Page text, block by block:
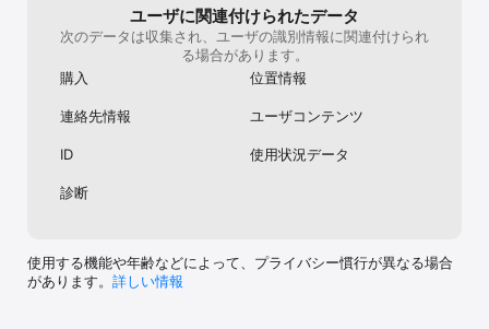
https://www.phantixgames.com/ja/article/terms_of_use
▼個人情報取扱いについて▼
https://www.phantixgames.com/ja/article/privacy_policy
support.mafiacity@phantixgames.com
+++【価格】+++
※一部有料アイテムがあります。
に新しいランクボーナスが追加され、ゴッド栄光Ptを貯め
ることで新しいボーナスを受け取れるようになりました。
(1) シーズン都市スキル「戦略的撤退」の使用時に、効果
(2) シーズン限定兵種はリーダー戦闘力に加算されないよ
6.議事庁建築Lv.30の追加効果の最適化：「別荘戦の豪傑
制限（州長戦／頂上大決戦限定）」が、都市マップを除く
すべてのマップでの別荘戦に適用されるようになりまし
8.火花特権の最適化：プレイヤーが一部の特権を使用した
後、システムにより個人チャットを通じて対応する友人に
ユーザに関連付けられたデータ
次のデータは収集され、ユーザの識別情報に関連付けられ
る場合があります。
購入
位置情報
連絡先情報 ユーザコンテンツ
ID 使用状況データ
診断
使用する機能や年齢などによって、プライバシー慣行が異なる場合
があります。 詳しい情報